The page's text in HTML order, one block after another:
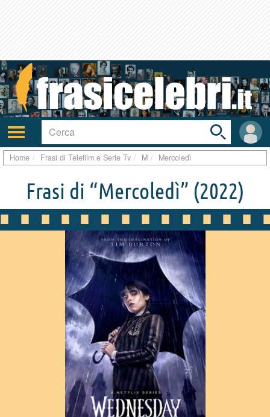
Attiva/disattiva
navigazione
User
area
Toggle
search
bar
Home Frasi di Telefilm e Serie Tv M Mercoledì
Frasi di “Mercoledì” (2022)